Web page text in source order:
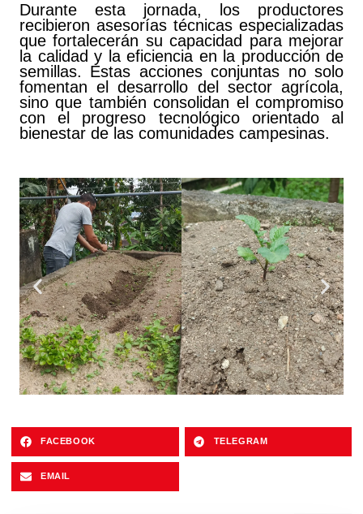
Durante esta jornada, los productores
recibieron asesorías técnicas especializadas
que fortalecerán su capacidad para mejorar
la calidad y la eficiencia en la producción de
semillas. Estas acciones conjuntas no solo
fomentan el desarrollo del sector agrícola,
sino que también consolidan el compromiso
con el progreso tecnológico orientado al
bienestar de las comunidades campesinas.
FACEBOOK TELEGRAM
EMAIL